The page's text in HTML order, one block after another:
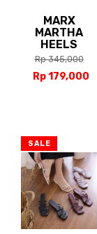
MARX
MARTHA
HEELS
Rp 345,000
Rp 179,000
SALE